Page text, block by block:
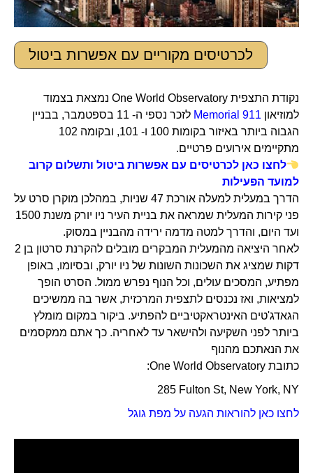
לכרטיסים מקוריים עם אפשרות ביטול
נקודת התצפית One World Observatory נמצאת בצמוד
למוזיאון
לזכר נספי ה- 11 בספטמבר, בבניין
הגבוה ביותר באיזור בקומות 100 ו- 101, ובקומה 102
מתקיימים אירועים פרטיים.
לחצו כאן לכרטיסים עם אפשרות ביטול ותשלום קרוב
למועד הפעילות
הדרך במעלית למעלה אורכת 47 שניות, במהלכן מוקרן סרט על
פני קירות המעלית שמראה את בניית העיר ניו יורק משנת 1500
ועד היום, והדרך למטה מדמה ירידה מהבניין במסוק.
לאחר היציאה מהמעלית המבקרים מובלים להקרנת סרטון בן 2
דקות שמציג את השכונות השונות של ניו יורק, ובסיומו, באופן
מפתיע, המסכים עולים, וכל הנוף נפרש ממול. הסרט הופך
למציאות, ואז נכנסים לתצפית המרכזית, אשר בה ממשיכים
הגאדג'טים האינטראקטיביים להפתיע. ביקור במקום מומלץ
ביותר לפני השקיעה ולהישאר עד לאחריה. כך אתם ממקסמים
את הנאתכם מהנוף
כתובת One World Observatory:
285 Fulton St, New York, NY
לחצו כאן להוראות הגעה על מפת גוגל